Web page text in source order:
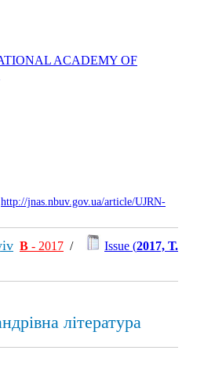
ACADEMY OF
http://jnas.nbuv.gov.ua/article/UJRN-
В - 2017 / Issue (2017, Т.
література